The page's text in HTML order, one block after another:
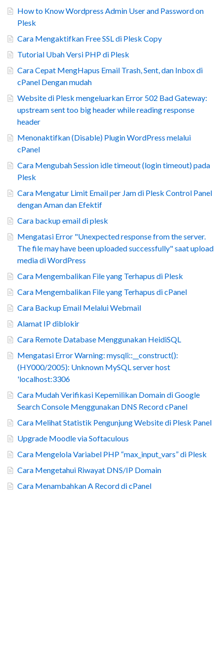
How to Know Wordpress Admin User and Password on
Plesk
Cara Mengaktifkan Free SSL di Plesk Copy
Tutorial Ubah Versi PHP di Plesk
Cara Cepat MengHapus Email Trash, Sent, dan Inbox di
cPanel Dengan mudah
Website di Plesk mengeluarkan Error 502 Bad Gateway:
upstream sent too big header while reading response
header
Menonaktifkan (Disable) Plugin WordPress melalui
cPanel
Cara Mengubah Session idle timeout (login timeout) pada
Plesk
Cara Mengatur Limit Email per Jam di Plesk Control Panel
dengan Aman dan Efektif
Cara backup email di plesk
Mengatasi Error "Unexpected response from the server.
The file may have been uploaded successfully" saat upload
media di WordPress
Cara Mengembalikan File yang Terhapus di Plesk
Cara Mengembalikan File yang Terhapus di cPanel
Cara Backup Email Melalui Webmail
Alamat IP diblokir
Cara Remote Database Menggunakan HeidiSQL
Mengatasi Error Warning: mysqli::__construct():
(HY000/2005): Unknown MySQL server host
'localhost:3306
Cara Mudah Verifikasi Kepemilikan Domain di Google
Search Console Menggunakan DNS Record cPanel
Cara Melihat Statistik Pengunjung Website di Plesk Panel
Upgrade Moodle via Softaculous
Cara Mengelola Variabel PHP “max_input_vars” di Plesk
Cara Mengetahui Riwayat DNS/IP Domain
Cara Menambahkan A Record di cPanel